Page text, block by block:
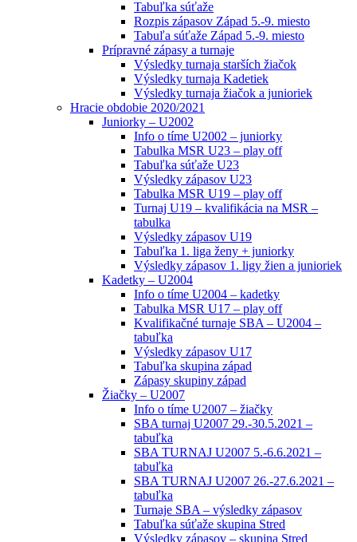
Tabuľka súťaže
Rozpis zápasov Západ 5.-9. miesto
Tabuľa súťaže Západ 5.-9. miesto
Prípravné zápasy a turnaje
Výsledky turnaja starších žiačok
Výsledky turnaja Kadetiek
Výsledky turnaja žiačok a junioriek
Hracie obdobie 2020/2021
Juniorky – U2002
Info o tíme U2002 – juniorky
Tabulka MSR U23 – play off
Tabuľka súťaže U23
Výsledky zápasov U23
Tabulka MSR U19 – play off
Turnaj U19 – kvalifikácia na MSR –
tabulka
Výsledky zápasov U19
Tabuľka 1. liga ženy + juniorky
Výsledky zápasov 1. ligy žien a junioriek
Kadetky – U2004
Info o tíme U2004 – kadetky
Tabulka MSR U17 – play off
Kvalifikačné turnaje SBA – U2004 –
tabuľka
Výsledky zápasov U17
Tabuľka skupina západ
Zápasy skupiny západ
Žiačky – U2007
Info o tíme U2007 – žiačky
SBA turnaj U2007 29.-30.5.2021 –
tabuľka
SBA TURNAJ U2007 5.-6.6.2021 –
tabuľka
SBA TURNAJ U2007 26.-27.6.2021 –
tabuľka
Turnaje SBA – výsledky zápasov
Tabuľka súťaže skupina Stred
Výsledky zápasov – skupina Stred